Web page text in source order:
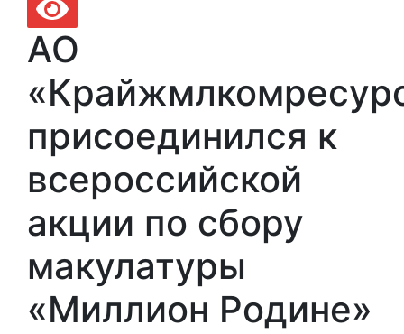
АО
присоединился к
всероссийской
акции по сбору
макулатуры
«Миллион Родине»